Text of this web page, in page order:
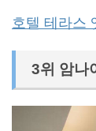
호텔 테라스
3위 암나